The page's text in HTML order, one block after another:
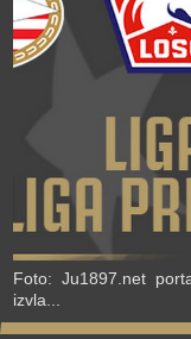
Foto: Ju1897.net
izvla...